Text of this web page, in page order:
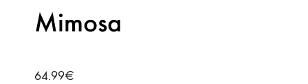
Mimosa
64.99€